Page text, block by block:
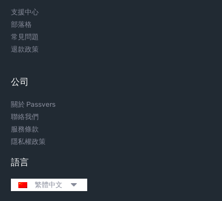
支援中心
部落格
常見問題
退款政策
公司
關於 Passvers
聯絡我們
服務條款
隱私權政策
語言
繁體中文